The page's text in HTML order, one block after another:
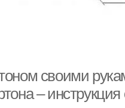
своими
–